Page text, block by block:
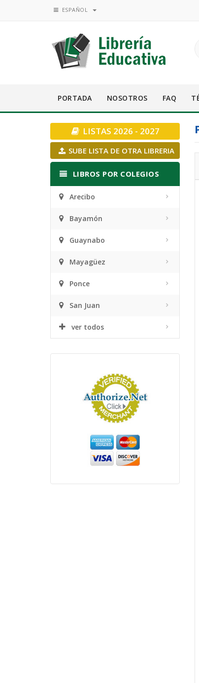
ESPAÑOL
PORTADA NOSOTROS FAQ
LISTAS 2026 - 2027
SUBE LISTA DE OTRA LIBRERIA
LIBROS POR COLEGIOS
Arecibo
Bayamón
Guaynabo
Mayagüez
Ponce
San Juan
ver todos